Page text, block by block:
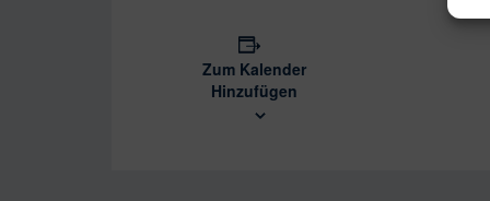
Zum Kalender
Hinzufügen